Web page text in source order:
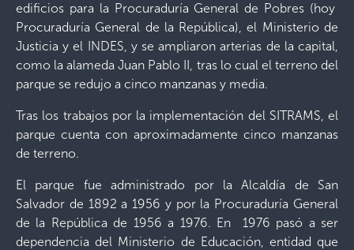
edificios para la Procuraduría General de Pobres (hoy
Procuraduría General de la República), el Ministerio de
Justicia y el INDES, y se ampliaron arterias de la capital,
como la alameda Juan Pablo II, tras lo cual el terreno del
parque se redujo a cinco manzanas y media.
Tras los trabajos por la implementación del SITRAMS, el
parque cuenta con aproximadamente cinco manzanas
de terreno.
El parque fue administrado por la Alcaldía de San
Salvador de 1892 a 1956 y por la Procuraduría General
de la República de 1956 a 1976. En 1976 pasó a ser
dependencia del Ministerio de Educación, entidad que